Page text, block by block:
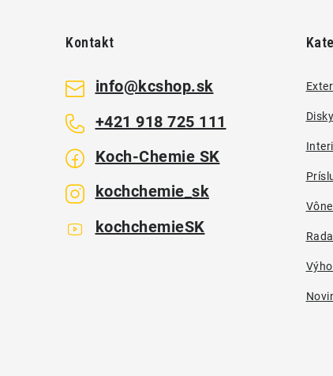
Kontakt
info@ kcshop.sk
+421 918 725 111
Koch-Chemie SK
kochchemie_sk
kochchemieSK